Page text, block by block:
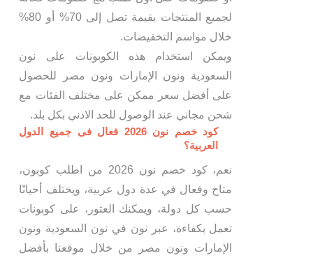
لجميع المنتجات بقيمة تصل إلى 70% أو 80%
خلال مواسم التخفيضات.
ويمكن استخدام هذه الكوبونات على نون
السعودية ونون الإمارات ونون مصر للحصول
على أفضل سعر ممكن على مختلف الفئات مع
شحن مجاني عند الوصول للحد الادني بكل بلد.
كود خصم نون 2026 فعال فى جميع الدول
العربية؟
نعم، كود خصم نون 2026 من اطلب كوبون،
متاح وفعال في عدة دول عربية، ويختلف أحيانًا
حسب كل دولة، ويمكنك العثور، على كوبونات
تعمل بكفاءة، عبر نون في نون السعودية ونون
الإمارات ونون مصر من خلال موقعنا بأفضل